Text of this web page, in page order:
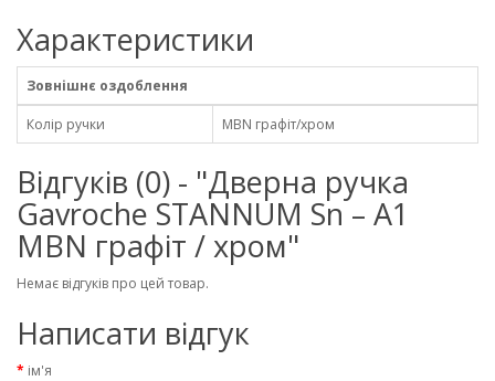
Характеристики
Зовнішнє оздоблення
Колір ручки MBN графіт/хром
Відгуків (0) - "Дверна ручка
Gavroche STANNUM Sn – A1
MBN графіт / хром"
Немає відгуків про цей товар.
Написати відгук
ім'я